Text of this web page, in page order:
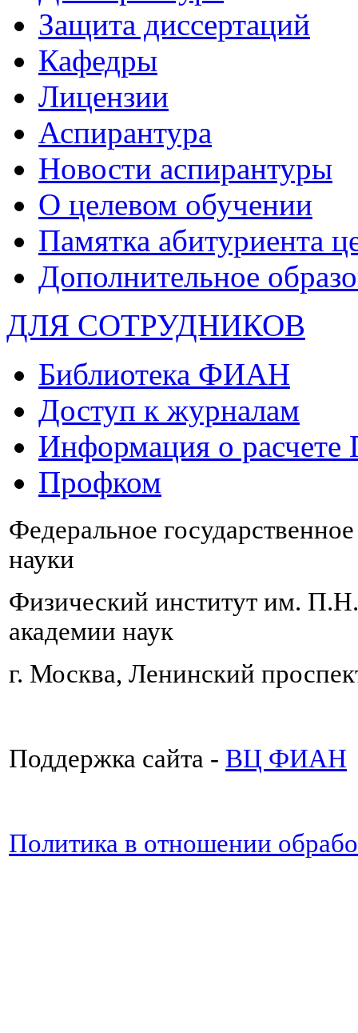
Защита диссертаций
Кафедры
Лицензии
Аспирантура
Новости аспирантуры
О целевом обучении
Памятка абитуриента
Дополнительное
ДЛЯ СОТРУДНИКОВ
Библиотека ФИАН
Доступ к журналам
Информация о
Профком
Федеральное
науки
Физический институт им.
академии наук
г. Москва, Ленинский
Поддержка сайта - ВЦ ФИАН
Политика в отношении